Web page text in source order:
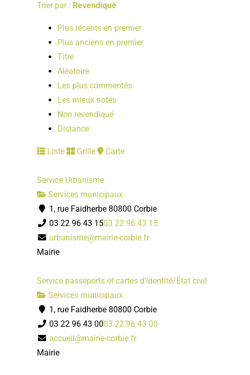
Trier par : Revendiqué
Plus récents en premier
Plus anciens en premier
Titre
Aléatoire
Les plus commentés
Les mieux notés
Non revendiqué
Distance
Liste Grille Carte
Service Urbanisme
Services municipaux
1, rue Faidherbe 80800 Corbie
03 22 96 43 1503 22 96 43 15
urbanisme@mairie-corbie.fr
Mairie
Service passeports et cartes d'identité/État civil
Services municipaux
1, rue Faidherbe 80800 Corbie
03 22 96 43 0003 22 96 43 00
accueil@mairie-corbie.fr
Mairie